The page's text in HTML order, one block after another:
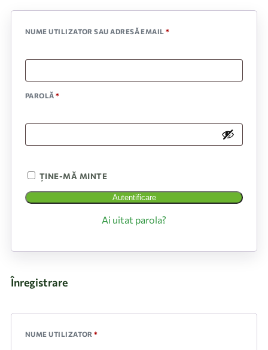
NUME UTILIZATOR SAU ADRESĂ EMAIL*
PAROLĂ*
ȚINE-MĂ MINTE
Autentificare
Ai uitat parola?
Înregistrare
NUME UTILIZATOR*